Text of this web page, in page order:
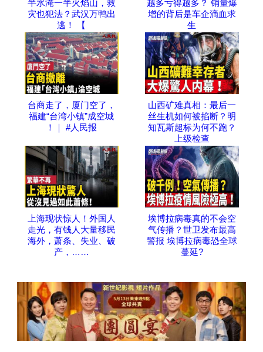
半水淹一半火焰山，救
灾也犯法？武汉万鸭出
逃！ 【
越多亏得越多？ 销量爆
增的背后是车企滴血求
生
台商走了，厦门空了，
福建“台湾小镇”成空城
！｜ #人民报
山西矿难真相：最后一
丝生机如何被掐断？明
知瓦斯超标为何不跑？
上级检查
上海现状惊人！外国人
走光，有钱人大量移民
海外，萧条、失业、破
产，……
埃博拉病毒真的不会空
气传播？世卫发布最高
警报 埃博拉病毒恐全球
蔓延?